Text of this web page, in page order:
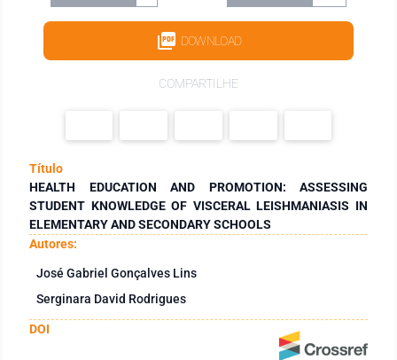
DOWNLOAD
COMPARTILHE
Título
HEALTH EDUCATION AND PROMOTION: ASSESSING
STUDENT KNOWLEDGE OF VISCERAL LEISHMANIASIS IN
ELEMENTARY AND SECONDARY SCHOOLS
Autores:
José Gabriel Gonçalves Lins
Serginara David Rodrigues
DOI